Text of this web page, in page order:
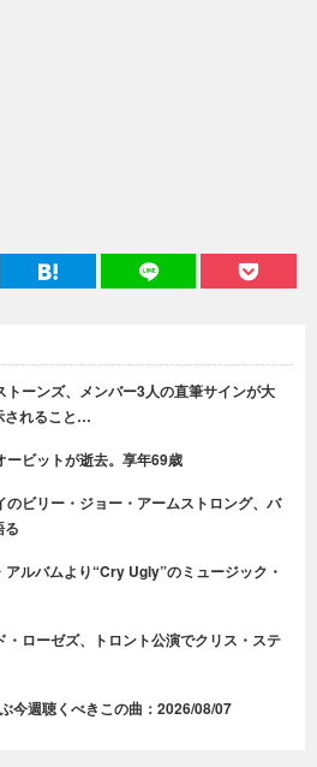
トーンズ、メンバー3人の直筆サインが大
されること…
ービットが逝去。享年69歳
のビリー・ジョー・アームストロング、バ
る
アルバムより“Cry Ugly”のミュージック・
・ローゼズ、トロント公演でクリス・ステ
今週聴くべきこの曲：2026/08/07